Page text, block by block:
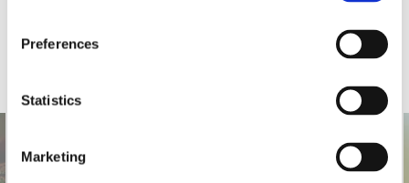
Preferences
Statistics
Marketing